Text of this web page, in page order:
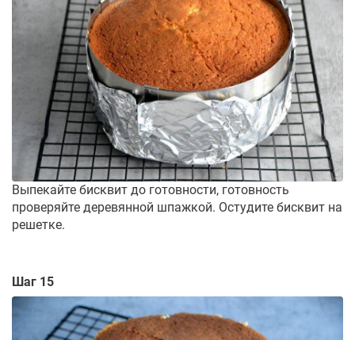
Выпекайте бисквит до готовности, готовность
проверяйте деревянной шпажкой. Остудите бисквит на
решетке.
Шаг 15